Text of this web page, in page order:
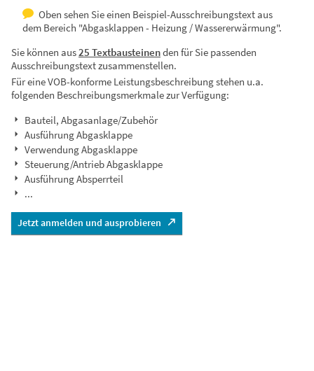
Oben sehen Sie einen Beispiel-Ausschreibungstext aus
dem Bereich "Abgasklappen - Heizung / Wassererwärmung".
Sie können aus25 Textbausteinenden für Sie passenden
Ausschreibungstext zusammenstellen.
Für eine VOB-konforme Leistungsbeschreibung stehen u.a.
folgenden Beschreibungsmerkmale zur Verfügung:
Bauteil, Abgasanlage/Zubehör
Ausführung Abgasklappe
Verwendung Abgasklappe
Steuerung/Antrieb Abgasklappe
Ausführung Absperrteil
...
Jetzt anmelden und ausprobieren